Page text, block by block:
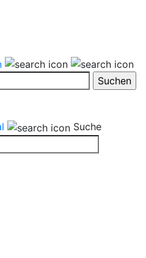
Suche